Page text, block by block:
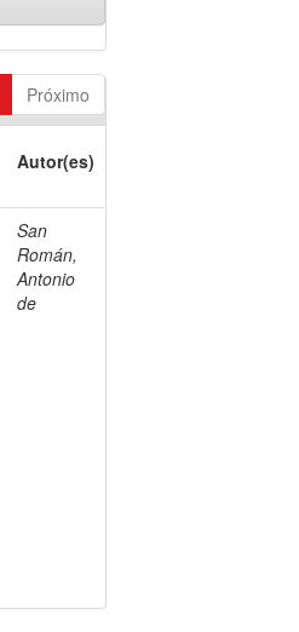
Próximo
Autor(es)
San
Román,
Antonio
de